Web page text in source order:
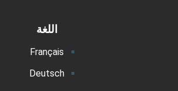
اللغة
Français
Deutsch